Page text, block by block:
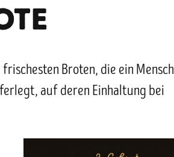
Broten, die ein Mensch
auf deren Einhaltung bei